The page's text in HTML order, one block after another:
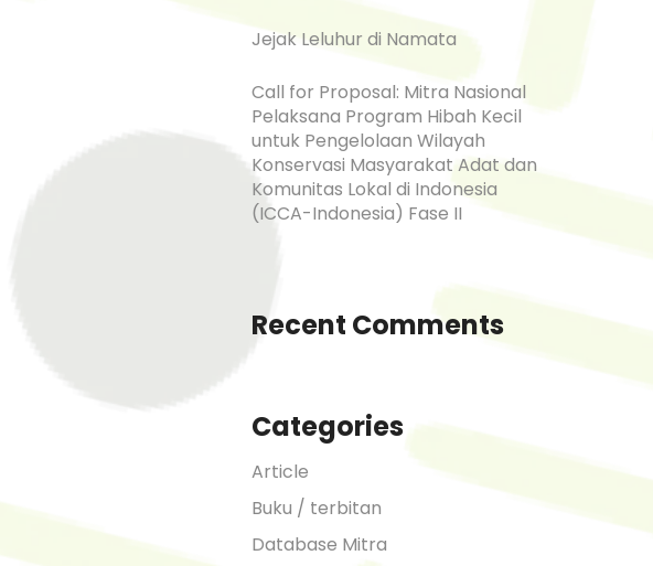
Jejak Leluhur di Namata
Call for Proposal: Mitra Nasional
Pelaksana Program Hibah Kecil
untuk Pengelolaan Wilayah
Konservasi Masyarakat Adat dan
Komunitas Lokal di Indonesia
(ICCA-Indonesia) Fase II
Recent Comments
Categories
Article
Buku / terbitan
Database Mitra